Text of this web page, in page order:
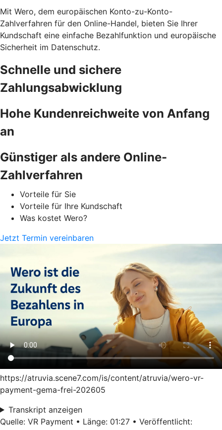
Mit Wero, dem europäischen Konto-zu-Konto-
Zahlverfahren für den Online-Handel, bieten Sie Ihrer
Kundschaft eine einfache Bezahlfunktion und europäische
Sicherheit im Datenschutz.
Schnelle und sichere
Zahlungsabwicklung
Hohe Kundenreichweite von Anfang
an
Günstiger als andere Online-
Zahlverfahren
Vorteile für Sie
Vorteile für Ihre Kundschaft
Was kostet Wero?
Jetzt Termin vereinbaren
https://atruvia.scene7.com/is/content/atruvia/wero-vr-
payment-gema-frei-202605
Transkript anzeigen
Quelle: VR Payment • Länge: 01:27 • Veröffentlicht: